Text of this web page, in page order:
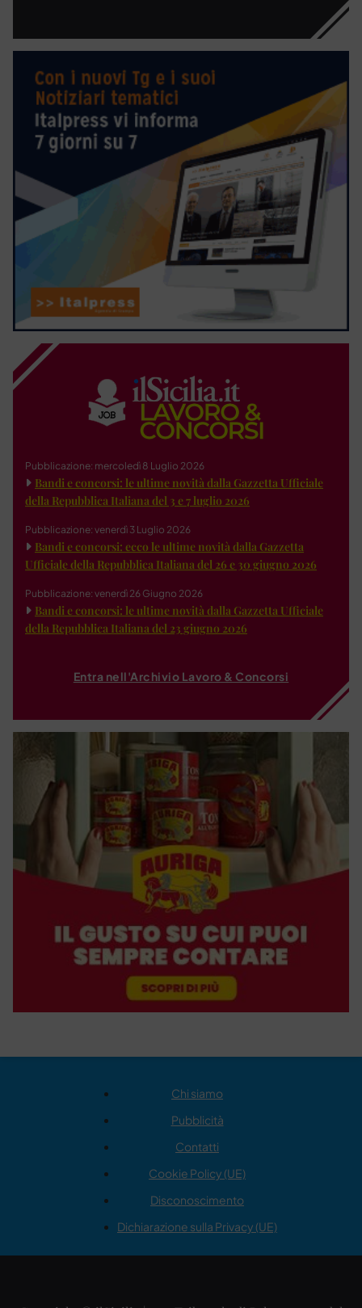
Pubblicazione: mercoledì 8 Luglio 2026
Bandi e concorsi: le ultime novità dalla Gazzetta Ufficiale
della Repubblica Italiana del 3 e 7 luglio 2026
Pubblicazione: venerdì 3 Luglio 2026
Bandi e concorsi: ecco le ultime novità dalla Gazzetta
Ufficiale della Repubblica Italiana del 26 e 30 giugno 2026
Pubblicazione: venerdì 26 Giugno 2026
Bandi e concorsi: le ultime novità dalla Gazzetta Ufficiale
della Repubblica Italiana del 23 giugno 2026
Entra nell'Archivio Lavoro & Concorsi
Chi siamo
Pubblicità
Contatti
Cookie Policy (UE)
Disconoscimento
Dichiarazione sulla Privacy (UE)